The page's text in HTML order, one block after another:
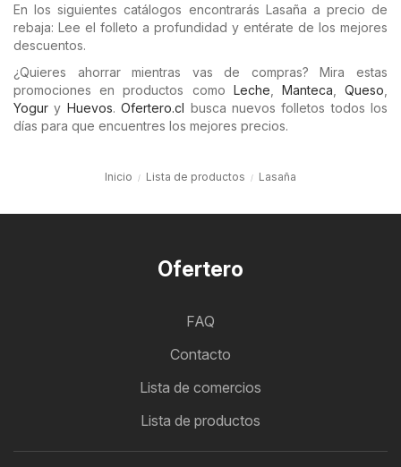
En los siguientes catálogos encontrarás Lasaña a precio de
rebaja: Lee el folleto a profundidad y entérate de los mejores
descuentos.
¿Quieres ahorrar mientras vas de compras? Mira estas
promociones en productos como Leche Manteca ,Queso
Yogur y Huevos.Ofertero.cl busca nuevos folletos todos los
días para que encuentres los mejores precios.
Inicio Lista de productos Lasaña
Ofertero
FAQ
Contacto
Lista de comercios
Lista de productos